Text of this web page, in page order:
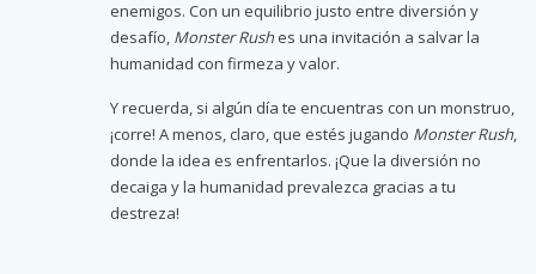
enemigos. Con un equilibrio justo entre diversión y
desafío, Monster Rushes una invitación a salvar la
humanidad con firmeza y valor.
Y recuerda, si algún día te encuentras con un monstruo,
¡corre! A menos, claro, que estés jugando Monster Rush,
donde la idea es enfrentarlos. ¡Que la diversión no
decaiga y la humanidad prevalezca gracias a tu
destreza!